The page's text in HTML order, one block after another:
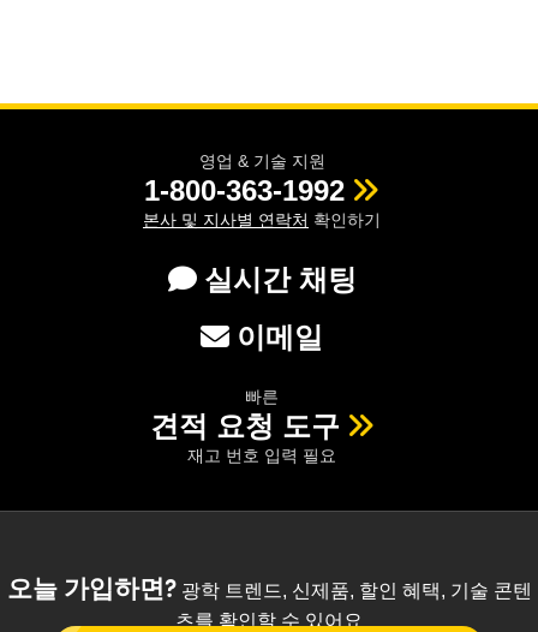
영업 & 기술 지원
1-800-363-1992
본사 및 지사별 연락처 확인하기
실시간 채팅
이메일
빠른
견적 요청 도구
재고 번호 입력 필요
오늘 가입하면?광학 트렌드, 신제품, 할인 혜택, 기술 콘텐
츠를 확인할 수 있어요